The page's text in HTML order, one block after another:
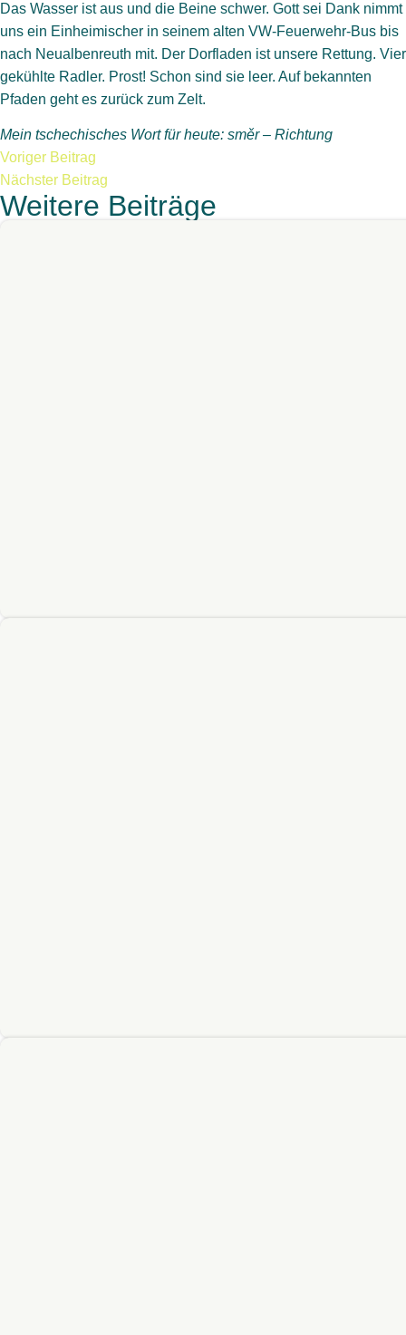
Das Wasser ist aus und die Beine schwer. Gott sei Dank nimmt
uns ein Einheimischer in seinem alten VW-Feuerwehr-Bus bis
nach Neualbenreuth mit. Der Dorfladen ist unsere Rettung. Vier
gekühlte Radler. Prost! Schon sind sie leer. Auf bekannten
Pfaden geht es zurück zum Zelt.
Mein tschechisches Wort für heute: směr – Richtung
Voriger Beitrag
Nächster Beitrag
Weitere Beiträge